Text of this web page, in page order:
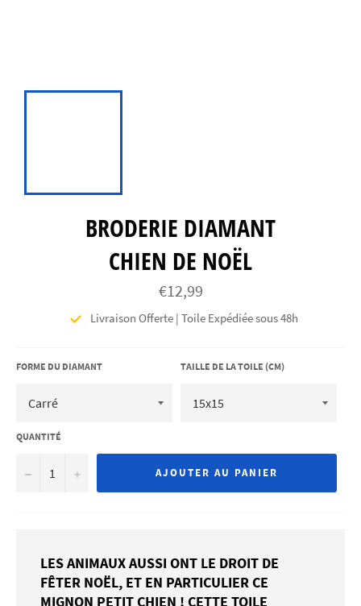
BRODERIE DIAMANT
CHIEN DE NOËL
Prix
régulier
€12,99
Livraison Offerte | Toile Expédiée sous 48h
FORME DU DIAMANT TAILLE DE LA TOILE (CM)
QUANTITÉ
− + AJOUTER AU PANIER
LES ANIMAUX AUSSI ONT LE DROIT DE
FÊTER NOËL, ET EN PARTICULIER CE
MIGNON PETIT CHIEN ! CETTE TOILE